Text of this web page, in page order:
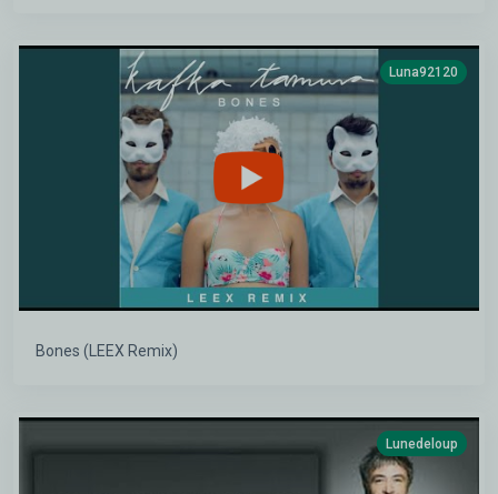
Luna92120
Bones (LEEX Remix)
Lunedeloup